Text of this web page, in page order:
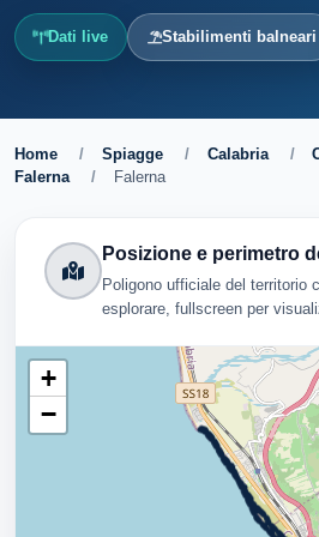
Dati live Stabilimenti balneari
Home / Spiagge / Calabria /
Falerna
/ Falerna
Posizione e perimetro
Poligono ufficiale del territorio
esplorare, fullscreen per
+
−